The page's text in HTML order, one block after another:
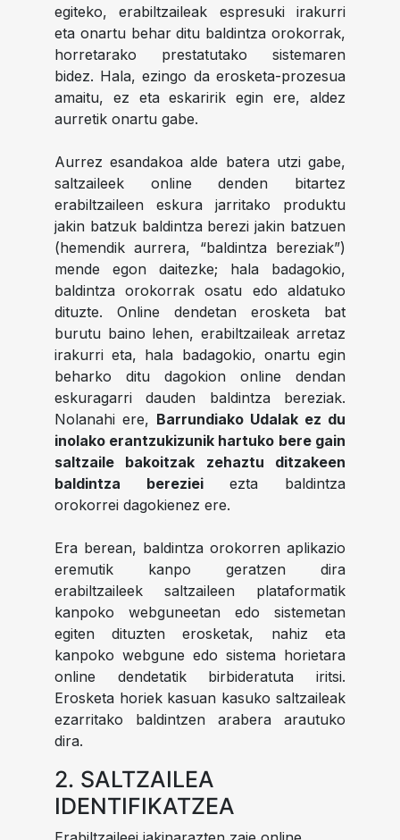
egiteko, erabiltzaileak espresuki irakurri
eta onartu behar ditu baldintza orokorrak,
horretarako prestatutako sistemaren
bidez. Hala, ezingo da erosketa-prozesua
amaitu, ez eta eskaririk egin ere, aldez
aurretik onartu gabe.
Aurrez esandakoa alde batera utzi gabe,
saltzaileek online denden bitartez
erabiltzaileen eskura jarritako produktu
jakin batzuk baldintza berezi jakin batzuen
(hemendik aurrera, “baldintza bereziak”)
mende egon daitezke; hala badagokio,
baldintza orokorrak osatu edo aldatuko
dituzte. Online dendetan erosketa bat
burutu baino lehen, erabiltzaileak arretaz
irakurri eta, hala badagokio, onartu egin
beharko ditu dagokion online dendan
eskuragarri dauden baldintza bereziak.
Nolanahi ere, Barrundiako Udalak ez du
inolako erantzukizunik hartuko bere gain
saltzaile bakoitzak zehaztu ditzakeen
baldintza berezieiezta baldintza
orokorrei dagokienez ere.
Era berean, baldintza orokorren aplikazio
eremutik kanpo geratzen dira
erabiltzaileek saltzaileen plataformatik
kanpoko webguneetan edo sistemetan
egiten dituzten erosketak, nahiz eta
kanpoko webgune edo sistema horietara
online dendetatik birbideratuta iritsi.
Erosketa horiek kasuan kasuko saltzaileak
ezarritako baldintzen arabera arautuko
dira.
2. SALTZAILEA
IDENTIFIKATZEA